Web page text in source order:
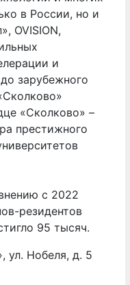
в России, но и
OVISION,
и
зарубежного
«Сколково» –
престижного
с 2022
резидентов
95 тысяч.
ул. Нобеля, д. 5